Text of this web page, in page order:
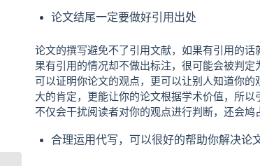
论文结尾一定要做好引用出处
论文的撰写避免不了引用文献，如果有引用的
果有引用的情况却不做出标注，很可能会被判
可以证明你论文的观点，更可以让别人知道你
大的肯定，更能让你的论文根据学术价值，所
不仅会干扰阅读者对你的观点进行判断，还会鸠
合理运用代写，可以很好的帮助你解决论